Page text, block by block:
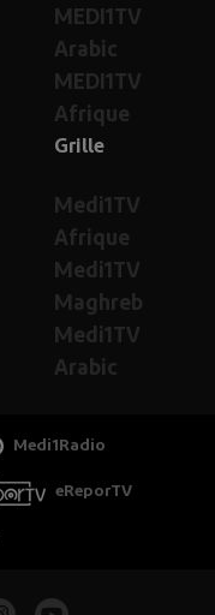
MEDI1TV
Arabic
MEDI1TV
Afrique
Grille
Medi1TV
Afrique
Medi1TV
Maghreb
Medi1TV
Arabic
Medi1Radio
eReporTV